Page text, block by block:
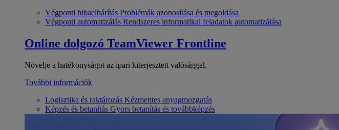
Végponti hibaelhárítás Problémák azonosítása és megoldása
Végponti automatizálás Rendszeres informatikai feladatok automatizálása
Online dolgozó TeamViewer Frontline
Növelje a hatékonyságot az ipari kiterjesztett valósággal.
További információk
Logisztika és raktározás Kézmentes anyagmozgatás
Képzés és betanítás Gyors betanítás és továbbképzés